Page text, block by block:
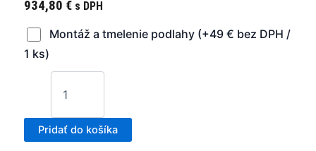
934,80 € s DPH
Montáž a tmelenie podlahy (+49 € bez DPH /
1 ks)
Pridať do košíka